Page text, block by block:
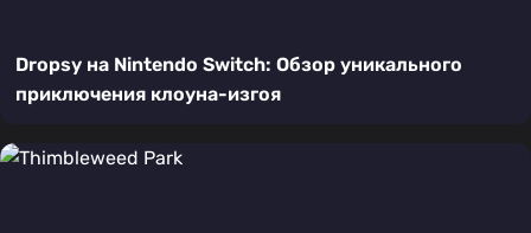
Dropsy на Nintendo Switch: Обзор уникального
приключения клоуна-изгоя